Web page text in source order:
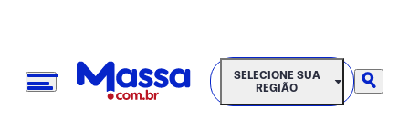
SELECIONE SUA REGIÃO
SELECIONE SUA
REGIÃO